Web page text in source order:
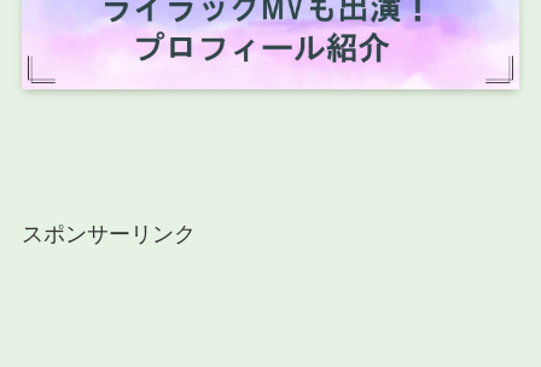
スポンサーリンク